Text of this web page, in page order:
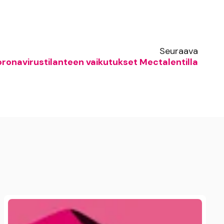
Seuraava
vaikutukset Mectalentilla